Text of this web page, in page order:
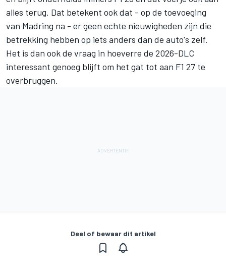
alles terug. Dat betekent ook dat - op de toevoeging
van Madring na - er geen echte nieuwigheden zijn die
betrekking hebben op iets anders dan de auto's zelf.
Het is dan ook de vraag in hoeverre de 2026-DLC
interessant genoeg blijft om het gat tot aan F1 27 te
overbruggen.
Deel of bewaar dit artikel